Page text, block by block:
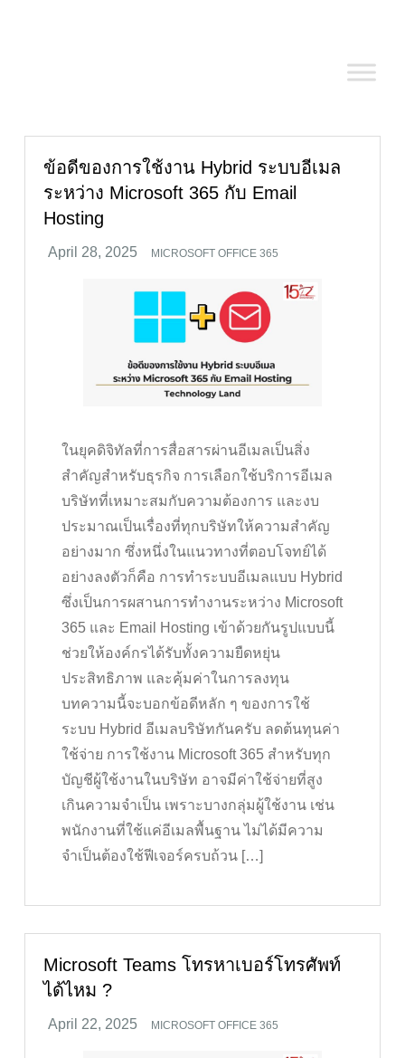
ข้อดีของการใช้งาน Hybrid ระบบอีเมล
ระหว่าง Microsoft 365 กับ Email
Hosting
MICROSOFT OFFICE 365
ในยุคดิจิทัลที่การสื่อสารผ่านอีเมลเป็นสิ่ง
สำคัญสำหรับธุรกิจ การเลือกใช้บริการอีเมล
บริษัทที่เหมาะสมกับความต้องการ และงบ
ประมาณเป็นเรื่องที่ทุกบริษัทให้ความสำคัญ
อย่างมาก ซึ่งหนึ่งในแนวทางที่ตอบโจทย์ได้
อย่างลงตัวก็คือ การทำระบบอีเมลแบบ Hybrid
ซึ่งเป็นการผสานการทำงานระหว่าง Microsoft
365 และ Email Hosting เข้าด้วยกันรูปแบบนี้
ช่วยให้องค์กรได้รับทั้งความยืดหยุ่น
ประสิทธิภาพ และคุ้มค่าในการลงทุน
บทความนี้จะบอกข้อดีหลัก ๆ ของการใช้
ระบบ Hybrid อีเมลบริษัทกันครับ ลดต้นทุนค่า
ใช้จ่าย การใช้งาน Microsoft 365 สำหรับทุก
บัญชีผู้ใช้งานในบริษัท อาจมีค่าใช้จ่ายที่สูง
เกินความจำเป็น เพราะบางกลุ่มผู้ใช้งาน เช่น
พนักงานที่ใช้แค่อีเมลพื้นฐาน ไม่ได้มีความ
จำเป็นต้องใช้ฟีเจอร์ครบถ้วน […]
Microsoft Teams โทรหาเบอร์โทรศัพท์
ได้ไหม ?
MICROSOFT OFFICE 365